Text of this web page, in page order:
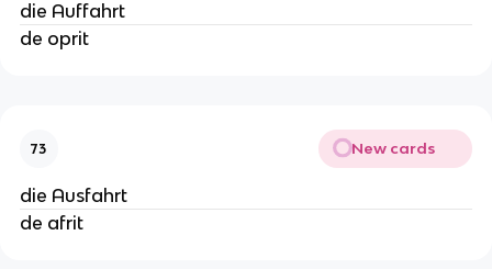
die Auffahrt
de oprit
73 New cards
die Ausfahrt
de afrit